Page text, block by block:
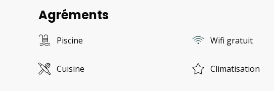
Agréments
Piscine Wifi gratuit
Cuisine Climatisation